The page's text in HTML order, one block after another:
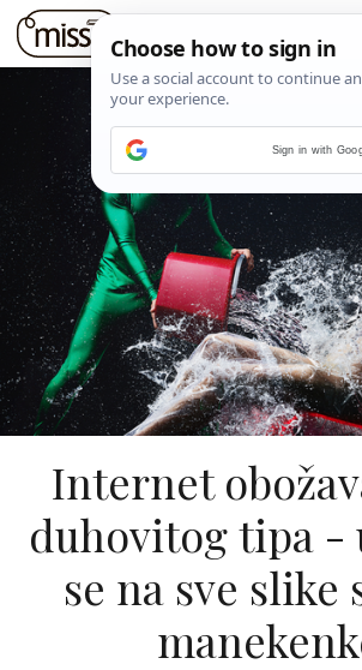
Internet
duhovitog tipa -
se na sve slike
Sign in with